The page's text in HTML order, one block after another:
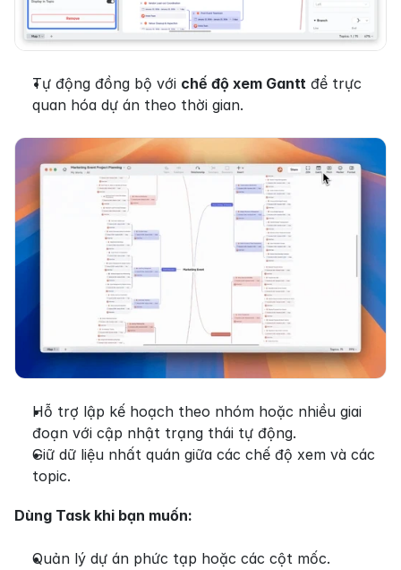
Tự động đồng bộ với chế độ xem Gantt để trực
quan hóa dự án theo thời gian.
Hỗ trợ lập kế hoạch theo nhóm hoặc nhiều giai
đoạn với cập nhật trạng thái tự động.
Giữ dữ liệu nhất quán giữa các chế độ xem và các
topic.
Dùng Task khi bạn muốn:
Quản lý dự án phức tạp hoặc các cột mốc.